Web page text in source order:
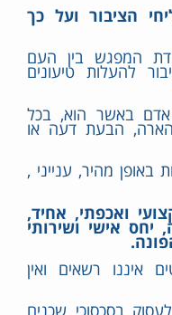
הציבור ועל כך
המפגש בין העם
להעלות טיעונים
אדם באשר הוא, בכל
הבעת דעה או
באופן מהיר, ענייני ,
ואכפתי, אחיד,
יחס אישי ושירותי
איננו רשאים ואין